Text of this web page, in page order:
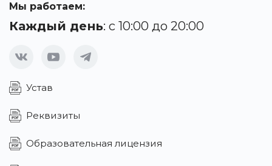
Мы работаем:
Каждый день: с 10:00 до 20:00
Устав
Реквизиты
Образовательная лицензия